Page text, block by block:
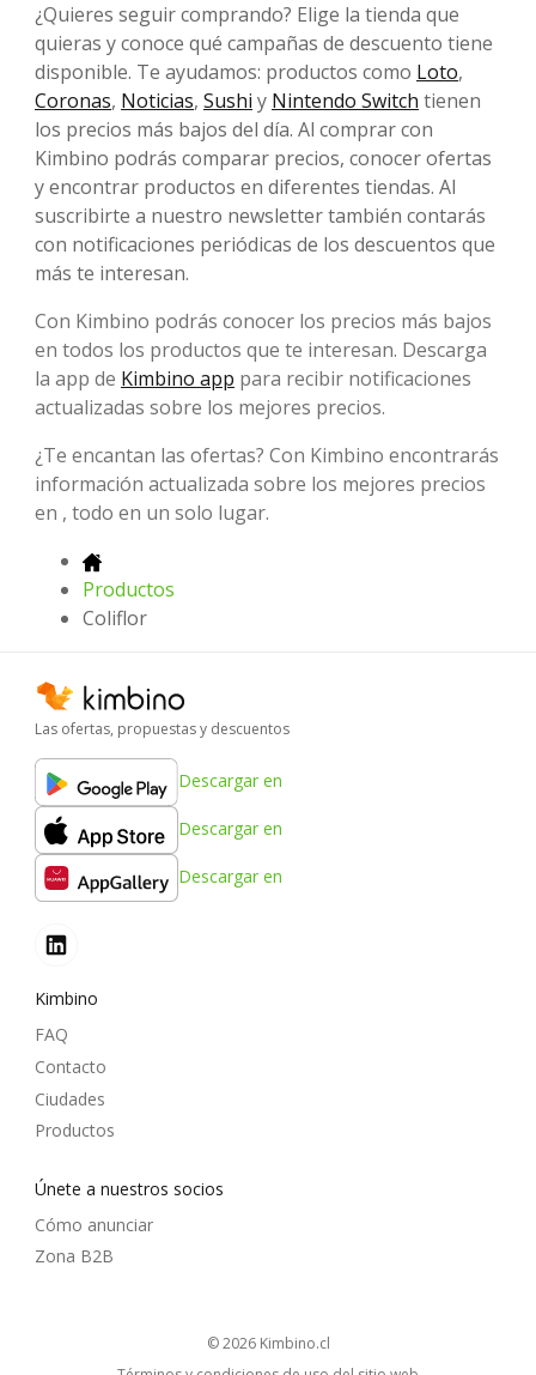
¿Quieres seguir comprando? Elige la tienda que
quieras y conoce qué campañas de descuento tiene
disponible. Te ayudamos: productos como Loto,
Coronas, Noticias, Sushi y Nintendo Switch tienen
los precios más bajos del día. Al comprar con
Kimbino podrás comparar precios, conocer ofertas
y encontrar productos en diferentes tiendas. Al
suscribirte a nuestro newsletter también contarás
con notificaciones periódicas de los descuentos que
más te interesan.
Con Kimbino podrás conocer los precios más bajos
en todos los productos que te interesan. Descarga
la app de Kimbino app para recibir notificaciones
actualizadas sobre los mejores precios.
¿Te encantan las ofertas? Con Kimbino encontrarás
información actualizada sobre los mejores precios
en , todo en un solo lugar.
Productos
Coliflor
Las ofertas, propuestas y descuentos
Descargar en
Descargar en
Descargar en
Kimbino
FAQ
Contacto
Ciudades
Productos
Únete a nuestros socios
Cómo anunciar
Zona B2B
© 2026 kimbino.cl